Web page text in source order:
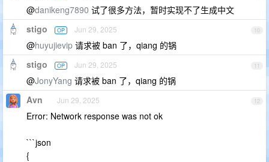
@danikeng7890 试了很多方法，暂时实现不了生成中文
10
stigo OP Jun 29, 2025
@huyujievip 请求被 ban 了，qiang 的锅
11
stigo OP Jun 29, 2025
@JonyYang 请求被 ban 了，qiang 的锅
12
Avn Jun 29, 2025
Error: Network response was not ok
```json
{